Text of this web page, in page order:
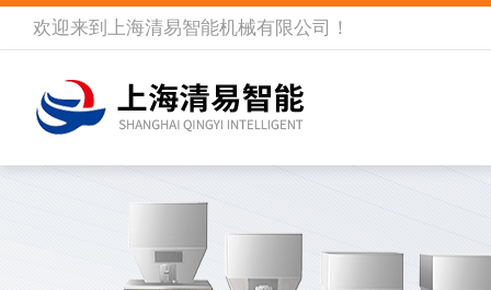
欢迎来到 上海清易智能机械有限公司 ！